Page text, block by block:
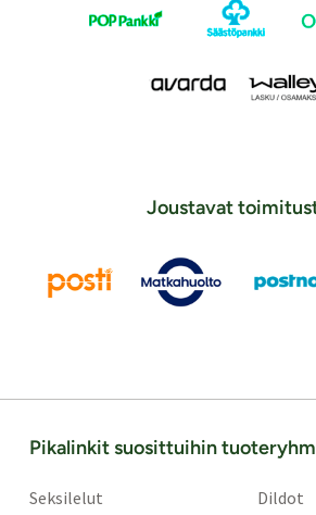
Joustavat
Pikalinkit suosittuihin
Seksilelut Dildot